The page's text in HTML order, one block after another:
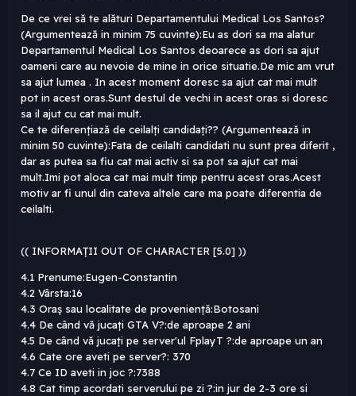
De ce vrei să te alături Departamentului Medical Los Santos?
(Argumentează in minim 75 cuvinte):Eu as dori sa ma alatur
Departamentul Medical Los Santos deoarece as dori sa ajut
oameni care au nevoie de mine in orice situatie.De mic am vrut
sa ajut lumea . In acest moment doresc sa ajut cat mai mult
pot in acest oras.Sunt destul de vechi in acest oras si doresc
sa il ajut cu cat mai mult.
Ce te diferențiază de ceilalți candidați?? (Argumentează in
minim 50 cuvinte):Fata de ceilalti candidati nu sunt prea diferit ,
dar as putea sa fiu cat mai activ si sa pot sa ajut cat mai
mult.Imi pot aloca cat mai mult timp pentru acest oras.Acest
motiv ar fi unul din cateva altele care ma poate diferentia de
ceilalti.
(( INFORMAȚII OUT OF CHARACTER [5.0] ))
4.1 Prenume:Eugen-Constantin
4.2 Vârsta:16
4.3 Oraș sau localitate de proveniență:Botosani
4.4 De când vă jucați GTA V?:de aproape 2 ani
4.5 De când vă jucați pe server'ul FplayT ?:de aproape un an
4.6 Cate ore aveti pe server?: 370
4.7 Ce ID aveti in joc ?:7388
4.8 Cat timp acordati serverului pe zi ?:in jur de 2-3 ore si